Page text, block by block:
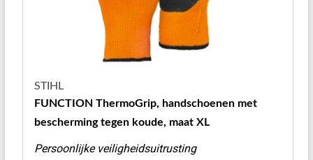
STIHL
FUNCTION ThermoGrip, handschoenen met
bescherming tegen koude, maat XL
Persoonlijke veiligheidsuitrusting